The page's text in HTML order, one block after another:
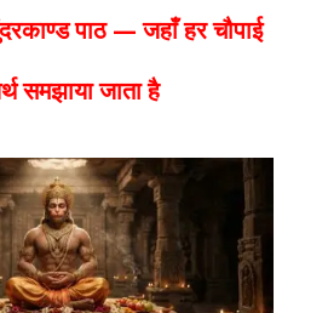
पाठ — जहाँ हर चौपाई
समझाया जाता है